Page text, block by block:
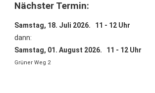
Nächster Termin:
Samstag, 18. Juli 2026. 11 - 12 Uhr
dann:
Samstag, 01. August 2026. 11 - 12 Uhr
Grüner Weg 2